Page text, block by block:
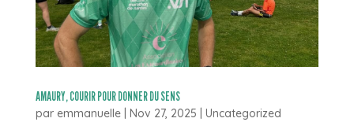
AMAURY, COURIR POUR DONNER DU SENS
par emmanuelle| Nov 27, 2025 Uncategorized